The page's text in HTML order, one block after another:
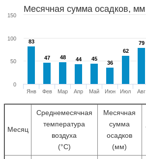
Месячная сумма осадков, мм
83
83
47
47 48
48 44
44 45
45
36
36
62
62
79
79
Янв Фев Мар Апр Май Июн Июл Авг
0
50
100
150
Месяц
Среднемесячная
температура
воздуха
(°С)
Месячная
сумма
осадков
(мм)